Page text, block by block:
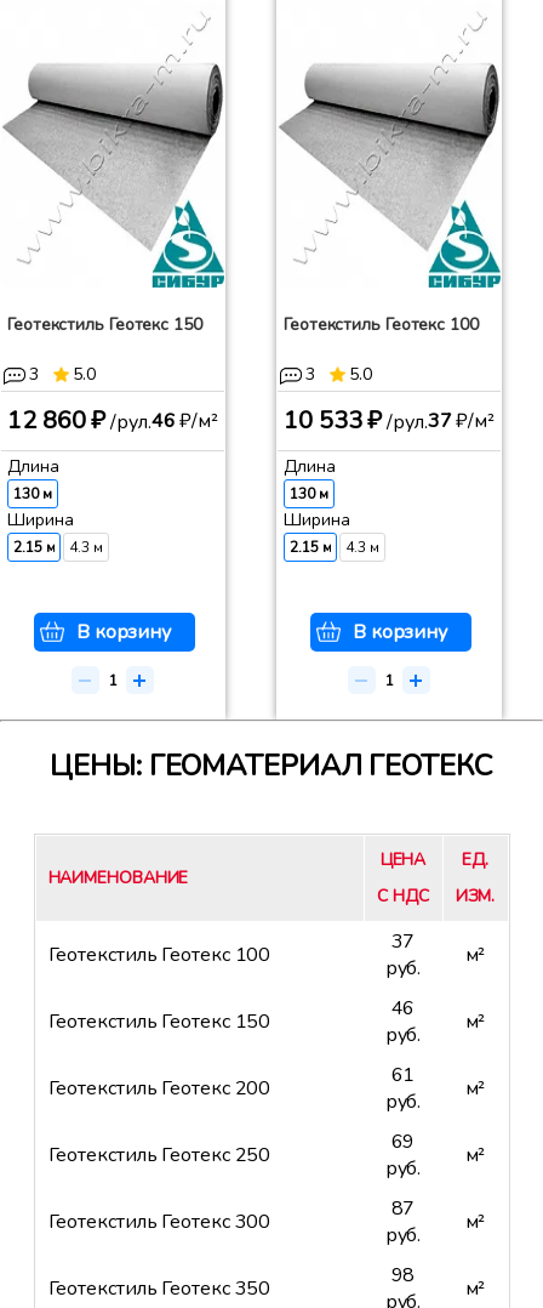
Геотекстиль Геотекс 150
3 5.0
12 860 ₽/рул.46₽/м²
Длина
130 м
Ширина
2.15 м 4.3 м
В корзину
Геотекстиль Геотекс 100
3 5.0
10 533 ₽/рул.37₽/м²
Длина
130 м
Ширина
2.15 м 4.3 м
В корзину
ЦЕНЫ: ГЕОМАТЕРИАЛ ГЕОТЕКС
НАИМЕНОВАНИЕ
ЦЕНА
С НДС
ЕД.
ИЗМ.
Геотекстиль Геотекс 100
37
руб.
м²
Геотекстиль Геотекс 150
46
руб.
м²
Геотекстиль Геотекс 200
61
руб.
м²
Геотекстиль Геотекс 250
69
руб.
м²
Геотекстиль Геотекс 300
87
руб.
м²
Геотекстиль Геотекс 350
98
руб.
м²